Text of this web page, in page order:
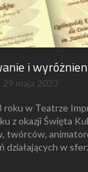
i
29 maja 2023
roku w Teatrze
z okazji Święta
twórców,
działających w